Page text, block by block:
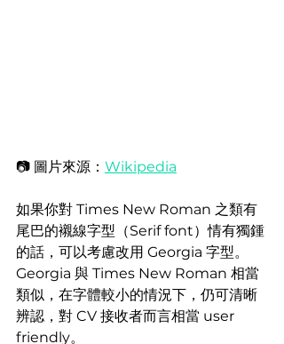
📷 圖片來源： Wikipedia
如果你對 Times New Roman 之類有
尾巴的襯線字型（Serif font）情有獨鍾
的話，可以考慮改用 Georgia 字型。
Georgia 與 Times New Roman 相當
類似，在字體較小的情況下，仍可清晰
辨認，對 CV 接收者而言相當 user
friendly。